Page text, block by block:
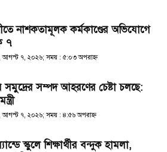
নাশকতামূলক কর্মকাণ্ডের অভিযোগে
৭
আগস্ট ৭, ২০২৬; সময় : ৫:০৩ অপরাহ্ণ
সমুদ্রের সম্পদ আহরণের চেষ্টা চলছে:
আগস্ট ৭, ২০২৬; সময় : ৪:৫৬ অপরাহ্ণ
স্কুলে শিক্ষার্থীর বন্দুক হামলা,